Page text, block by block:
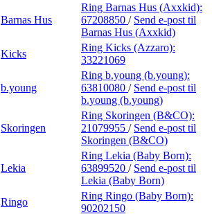
Barnas Hus
Ring Barnas Hus (Axxkid):
67208850 / Send e-post til
Barnas Hus (Axxkid)
Kicks
Ring Kicks (Azzaro):
33221069
b.young
Ring b.young (b.young):
63810080 / Send e-post til
b.young (b.young)
Skoringen
Ring Skoringen (B&CO):
21079955 / Send e-post til
Skoringen (B&CO)
Lekia
Ring Lekia (Baby Born):
63899520 / Send e-post til
Lekia (Baby Born)
Ringo
Ring Ringo (Baby Born):
90202150